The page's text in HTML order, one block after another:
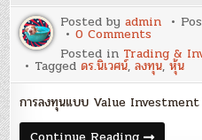
Posted byadmin
0 Comments
มหัศจรรย์
ของ
หุ้น
VI
ดร.นิเวศน์
เหม
วชิร
Posted in Trading &
Tagged ดร.นิเวศน์,ลงทุน,หุ้น
การลงทุนแบบ Value Investment
มหัศจรรย์